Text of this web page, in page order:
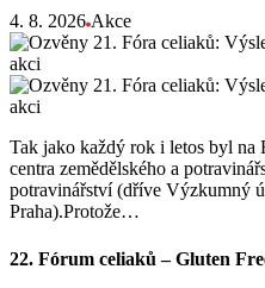
4. 8. 2026 Akce
Tak jako každý rok i letos byl na
centra zemědělského a
potravinářství (dříve Výzkumný
Praha).Protože…
22. Fórum celiaků – Gluten